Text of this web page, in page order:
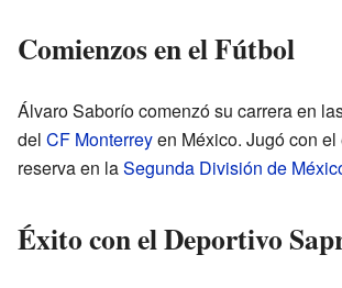
Comienzos en el Fútbol
Álvaro Saborío comenzó su carrera en
del CF Monterreyen México. Jugó con
reserva en laSegunda División de
Éxito con el Deportivo